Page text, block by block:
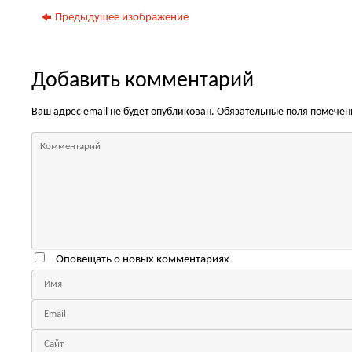
Предыдущее изображение
Добавить комментарий
Ваш адрес email не будет опубликован. Обязательные поля
Оповещать о новых комментариях